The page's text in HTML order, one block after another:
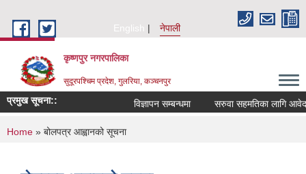
English
नेपाली
कृष्णपुर नगरपालिका
सुदूरपश्चिम प्रदेश, गुलरिया, कञ्चनपुर
प्रमुख सूचना:: विज्ञापन सम्बन्धमा सरुवा सहमतिका लागि
You are here
Home » बोलपत्र आह्वानको सूचना